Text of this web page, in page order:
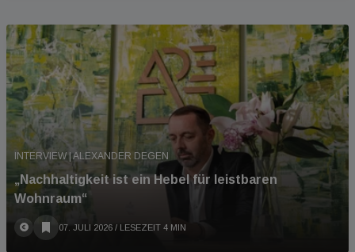
INTERVIEW | ALEXANDER DEGEN
„Nachhaltigkeit ist ein Hebel für leistbaren
Wohnraum“
07. JULI 2026 / LESEZEIT 4 MIN